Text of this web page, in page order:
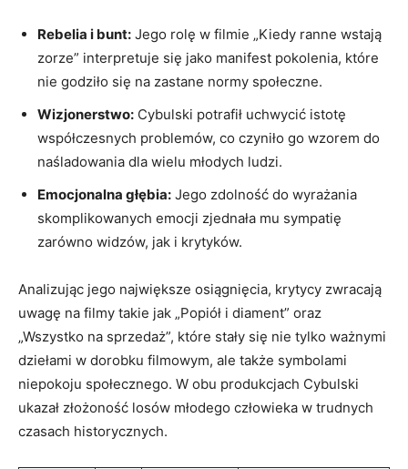
Rebelia i bunt: Jego rolę w filmie „Kiedy ranne wstają
zorze” interpretuje się jako manifest pokolenia, które
nie godziło się na zastane normy społeczne.
Wizjonerstwo: Cybulski potrafił uchwycić istotę
współczesnych problemów, co czyniło go wzorem do
naśladowania dla wielu młodych ludzi.
Emocjonalna głębia: Jego zdolność do wyrażania
skomplikowanych emocji zjednała mu sympatię
zarówno widzów, jak i krytyków.
Analizując jego największe osiągnięcia, krytycy zwracają
uwagę na filmy takie jak „Popiół i diament” oraz
„Wszystko na sprzedaż”, które stały się nie tylko ważnymi
dziełami w dorobku filmowym, ale także symbolami
niepokoju społecznego. W obu produkcjach Cybulski
ukazał złożoność losów młodego człowieka w trudnych
czasach historycznych.